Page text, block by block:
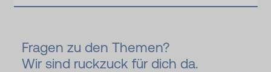
Fragen zu den Themen?
Wir sind ruckzuck für dich da.